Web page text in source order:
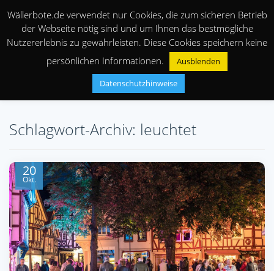
Schlagwort-Archiv: leuchtet
20
Okt.
Wällerbote.de verwendet nur Cookies, die zum sicheren Betrieb
der Webseite nötig sind und um Ihnen das bestmögliche
Nutzererlebnis zu gewährleisten. Diese Cookies speichern keine
persönlichen Informationen.
Ausblenden
Datenschutzhinweise